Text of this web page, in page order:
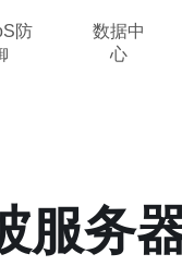
防
数据中
心
服务